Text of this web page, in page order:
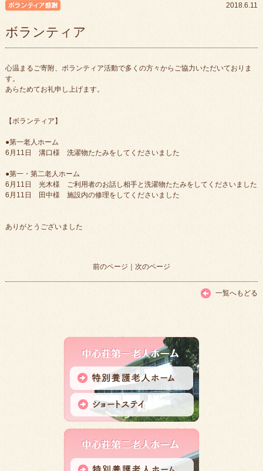
2018.6.11
ボランティア
心温まるご寄附、ボランティア活動で多くの方々からご協力いただいておりま
す。
あらためてお礼申し上げます。
【ボランティア】
●第一老人ホーム
6月11日 溝口様 洗濯物たたみをしてくださいました
●第一・第二老人ホーム
6月11日 光木様 ご利用者のお話し相手と洗濯物たたみをしてくださいました
6月11日 田中様 施設内の修理をしてくださいました
ありがとうございました
前のページ ｜ 次のページ
一覧へもどる